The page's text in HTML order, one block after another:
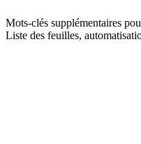
Mots-clés supplémentaires
Liste des feuilles,